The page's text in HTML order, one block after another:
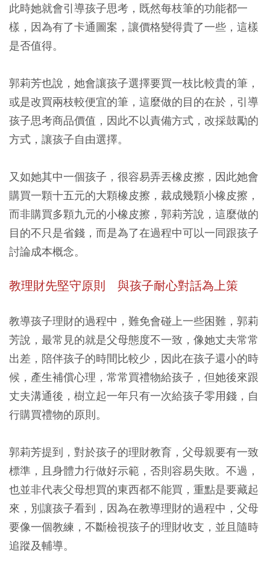
此時她就會引導孩子思考，既然每枝筆的功能都一
樣，因為有了卡通圖案，讓價格變得貴了一些，這樣
是否值得。
郭莉芳也說，她會讓孩子選擇要買一枝比較貴的筆，
或是改買兩枝較便宜的筆，這麼做的目的在於，引導
孩子思考商品價值，因此不以責備方式，改採鼓勵的
方式，讓孩子自由選擇。
又如她其中一個孩子，很容易弄丟橡皮擦，因此她會
購買一顆十五元的大顆橡皮擦，裁成幾顆小橡皮擦，
而非購買多顆九元的小橡皮擦，郭莉芳說，這麼做的
目的不只是省錢，而是為了在過程中可以一同跟孩子
討論成本概念。
教理財先堅守原則 與孩子耐心對話為上策
教導孩子理財的過程中，難免會碰上一些困難，郭莉
芳說，最常見的就是父母態度不一致，像她丈夫常常
出差，陪伴孩子的時間比較少，因此在孩子還小的時
候，產生補償心理，常常買禮物給孩子，但她後來跟
丈夫溝通後，樹立起一年只有一次給孩子零用錢，自
行購買禮物的原則。
郭莉芳提到，對於孩子的理財教育，父母親要有一致
標準，且身體力行做好示範，否則容易失敗。不過，
也並非代表父母想買的東西都不能買，重點是要藏起
來，別讓孩子看到，因為在教導理財的過程中，父母
要像一個教練，不斷檢視孩子的理財收支，並且隨時
追蹤及輔導。